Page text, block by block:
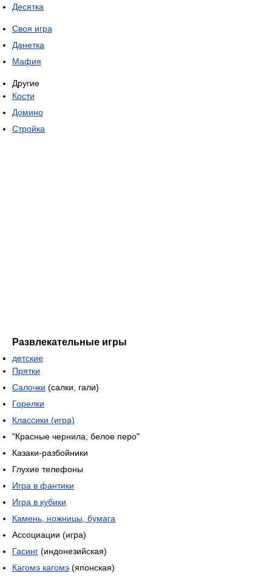
Десятка
Своя игра
Данетка
Мафия
Другие
Кости
Домино
Стройка
Развлекательные игры
детские
Прятки
Салочки (салки, гали)
Горелки
Классики (игра)
"Красные чернила, белое перо"
Казаки-разбойники
Глухие телефоны
Игра в фантики
Игра в кубики
Камень, ножницы, бумага
Ассоциации (игра)
Гасинг (индонезийская)
Кагомэ кагомэ (японская)